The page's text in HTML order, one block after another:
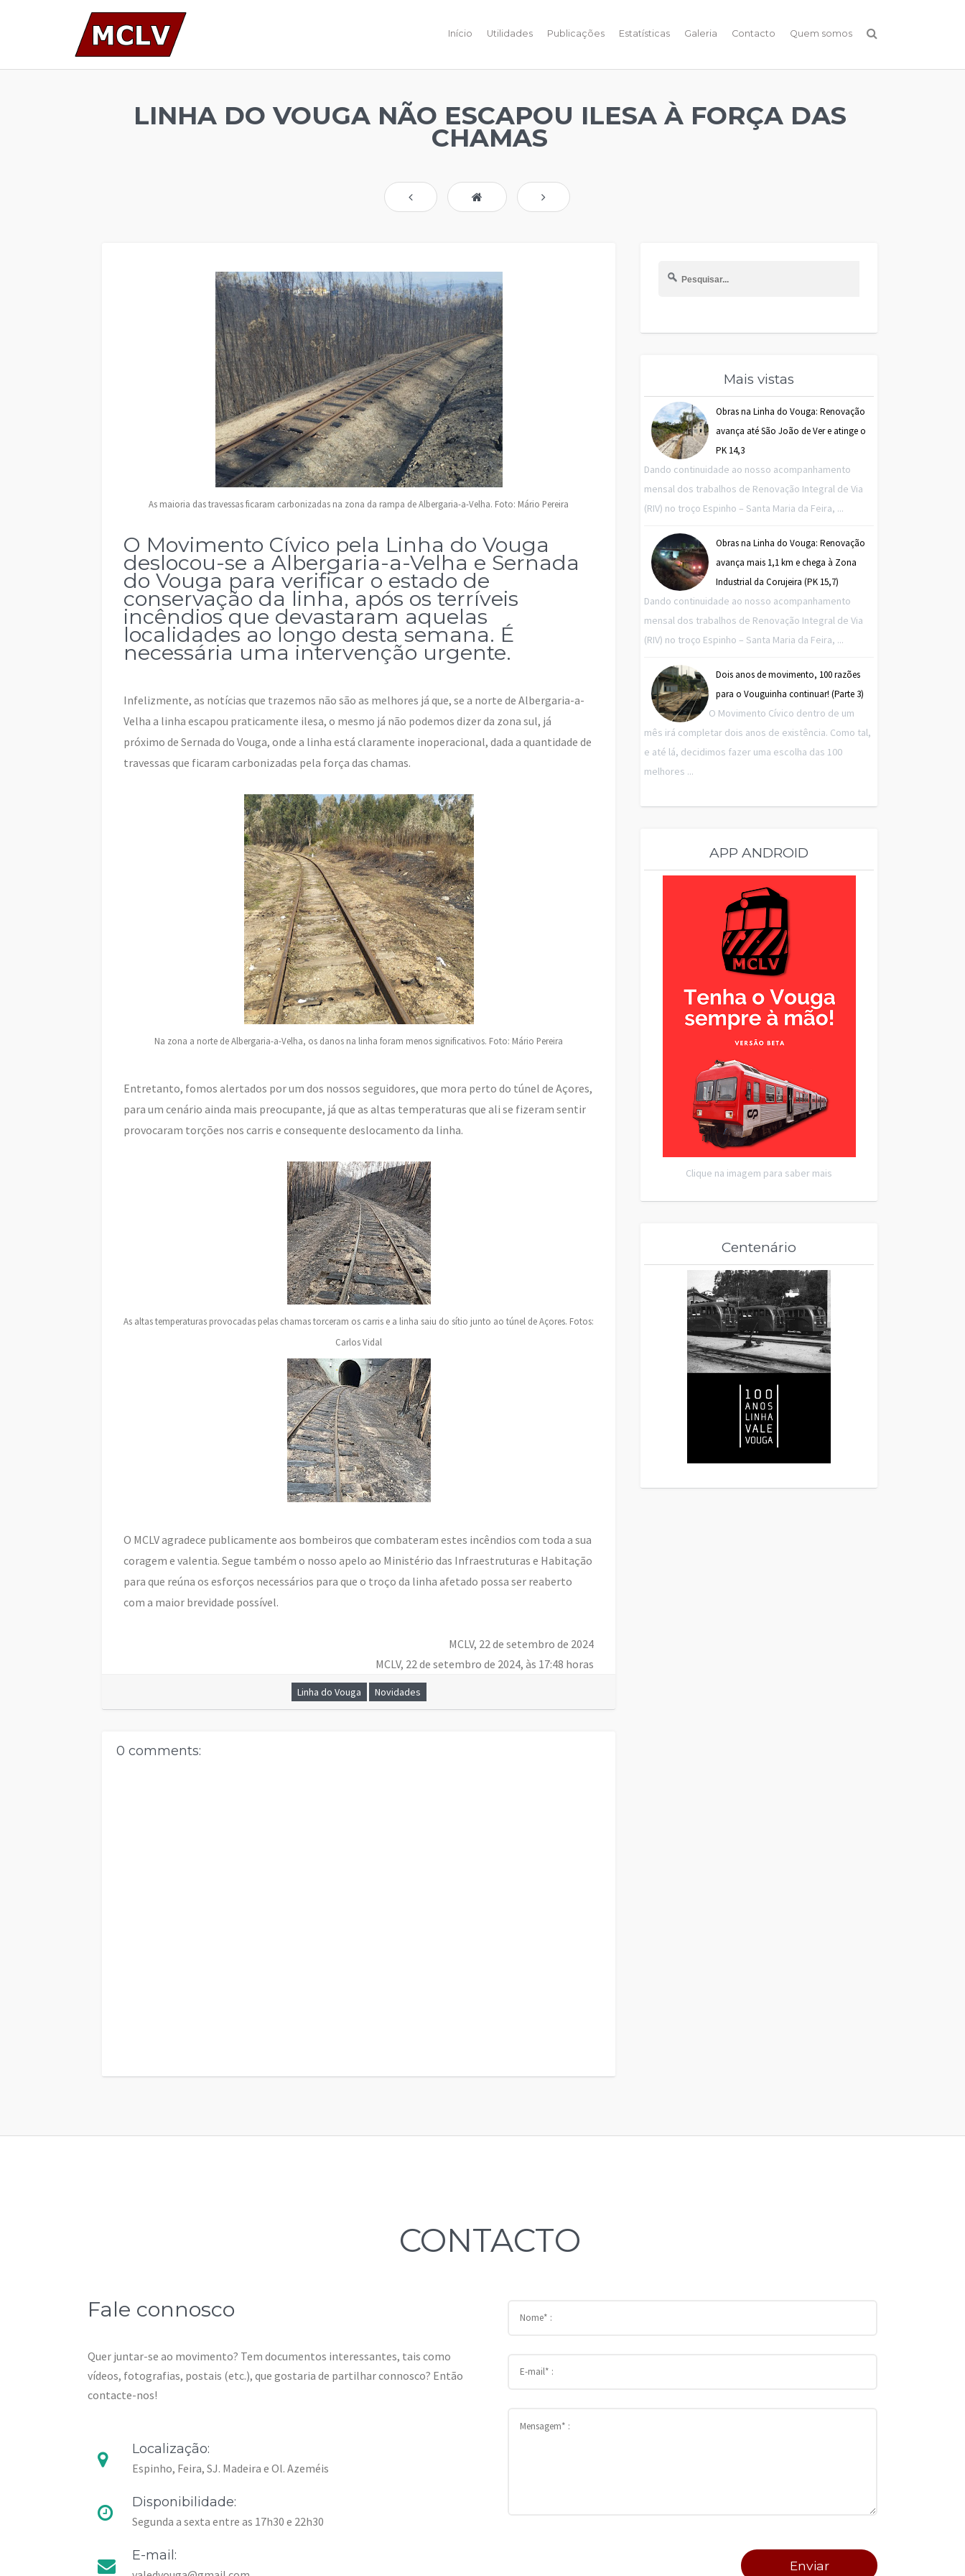
Início Utilidades Publicações Estatísticas Galeria Contacto Quem somos
LINHA DO VOUGA NÃO ESCAPOU ILESA À FORÇA DAS
CHAMAS
As maioria das travessas ficaram carbonizadas na zona da rampa de Albergaria-a-Velha. Foto: Mário Pereira
O Movimento Cívico pela Linha do Vouga
deslocou-se a Albergaria-a-Velha e Sernada
do Vouga para verificar o estado de
conservação da linha, após os terríveis
incêndios que devastaram aquelas
localidades ao longo desta semana. É
necessária uma intervenção urgente.
Infelizmente, as notícias que trazemos não são as melhores já que, se a norte de Albergaria-a-
Velha a linha escapou praticamente ilesa, o mesmo já não podemos dizer da zona sul, já
próximo de Sernada do Vouga, onde a linha está claramente inoperacional, dada a quantidade de
travessas que ficaram carbonizadas pela força das chamas.
Na zona a norte de Albergaria-a-Velha, os danos na linha foram menos significativos. Foto: Mário Pereira
Entretanto, fomos alertados por um dos nossos seguidores, que mora perto do túnel de Açores,
para um cenário ainda mais preocupante, já que as altas temperaturas que ali se fizeram sentir
provocaram torções nos carris e consequente deslocamento da linha.
As altas temperaturas provocadas pelas chamas torceram os carris e a linha saiu do sítio junto ao túnel de Açores. Fotos:
Carlos Vidal
O MCLV agradece publicamente aos bombeiros que combateram estes incêndios com toda a sua
coragem e valentia. Segue também o nosso apelo ao Ministério das Infraestruturas e Habitação
para que reúna os esforços necessários para que o troço da linha afetado possa ser reaberto
com a maior brevidade possível.
MCLV, 22 de setembro de 2024
MCLV, 22 de setembro de 2024, às 17:48 horas
Linha do Vouga Novidades
0 comments:
Mais vistas
Obras na Linha do Vouga: Renovação
avança até São João de Ver e atinge o
PK 14,3
Dando continuidade ao nosso acompanhamento
mensal dos trabalhos de Renovação Integral de Via
(RIV) no troço Espinho – Santa Maria da Feira, ...
Obras na Linha do Vouga: Renovação
avança mais 1,1 km e chega à Zona
Industrial da Corujeira (PK 15,7)
Dando continuidade ao nosso acompanhamento
mensal dos trabalhos de Renovação Integral de Via
(RIV) no troço Espinho – Santa Maria da Feira, ...
Dois anos de movimento, 100 razões
para o Vouguinha continuar! (Parte 3)
O Movimento Cívico dentro de um
mês irá completar dois anos de existência. Como tal,
e até lá, decidimos fazer uma escolha das 100
melhores ...
APP ANDROID
Clique na imagem para saber mais
Centenário
CONTACTO
Fale connosco
Quer juntar-se ao movimento? Tem documentos interessantes, tais como
vídeos, fotografias, postais (etc.), que gostaria de partilhar connosco? Então
contacte-nos!
Localização:
Espinho, Feira, SJ. Madeira e Ol. Azeméis
Disponibilidade:
Segunda a sexta entre as 17h30 e 22h30
E-mail: